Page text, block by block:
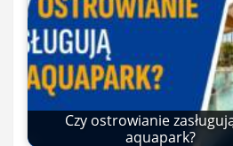
Czy ostrowianie
aquapark?